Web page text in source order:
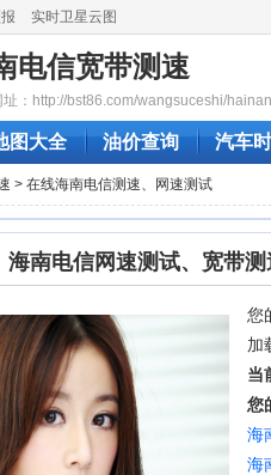
实时卫星云图
电信宽带测速
址：http://bst86.com/wangsuceshi/
图大全 油价查询 汽车
> 在线海南电信测速、网速测试
海南电信网速测试、宽带测
您
加
当
您
海
海